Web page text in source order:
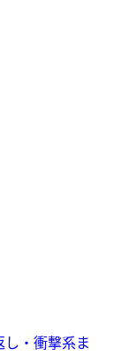
・衝撃系ま